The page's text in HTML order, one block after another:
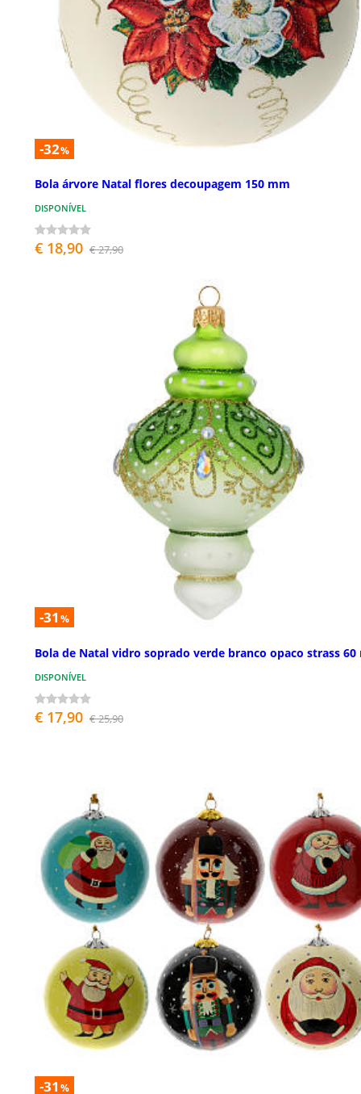
-32%
Bola árvore Natal flores decoupagem 150 mm
DISPONÍVEL
€ 18,90 € 27,90
-31 %
Bola de Natal vidro soprado verde branco opaco strass 60
DISPONÍVEL
€ 17,90 € 25,90
-31 %